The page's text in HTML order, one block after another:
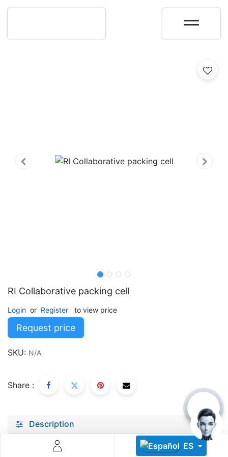
ES
RI Collaborative packing cell
Login or Register to view price
Request price
SKU: N/A
Share :
Description
Specifications
Descoperă RiA Ecosystem
Platformă integrată pentru managementul flotei de roboți
Conectează roboți, software și servicii într-o singură